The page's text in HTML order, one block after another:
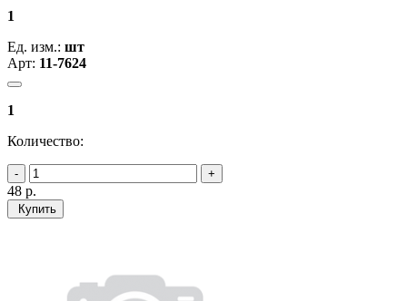
1
Ед. изм.: шт
Арт: 11-7624
1
Количество:
48 р.
Купить